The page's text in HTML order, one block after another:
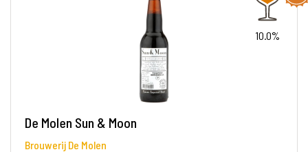
10.0%
De Molen Sun & Moon
Brouwerij De Molen